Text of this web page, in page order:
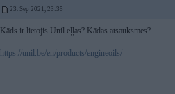
23. Sep 2021, 23:35
Kāds ir lietojis Unil eļļas? Kādas atsauksmes?
https://unil.be/en/products/engineoils/